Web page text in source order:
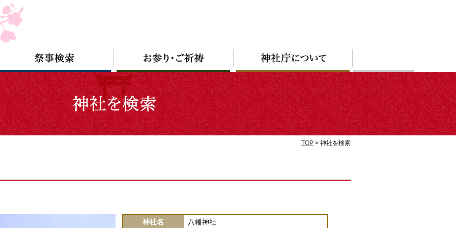
TOP > 神社を検索
神社名 八幡神社